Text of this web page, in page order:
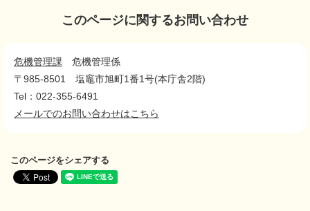
このページに関するお問い合わせ
危機管理課
危機管理係
〒985-8501
塩竈市旭町1番1号(本庁舎2階)
Tel：022-355-6491
メールでのお問い合わせはこちら
このページをシェアする